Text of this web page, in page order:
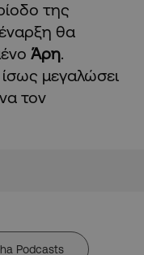
της
θα
Άρη
μεγαλώσει
τον
Podcasts